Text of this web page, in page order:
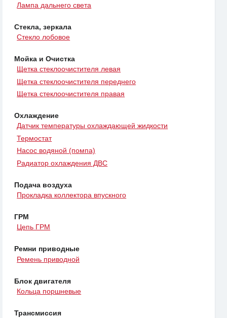
Лампа дальнего света
Стекла, зеркала
Стекло лобовое
Мойка и Очистка
Щетка стеклоочистителя левая
Щетка стеклоочистителя переднего
Щетка стеклоочистителя правая
Охлаждение
Датчик температуры охлаждающей жидкости
Термостат
Насос водяной (помпа)
Радиатор охлаждения ДВС
Подача воздуха
Прокладка коллектора впускного
ГРМ
Цепь ГРМ
Ремни приводные
Ремень приводной
Блок двигателя
Кольца поршневые
Трансмиссия